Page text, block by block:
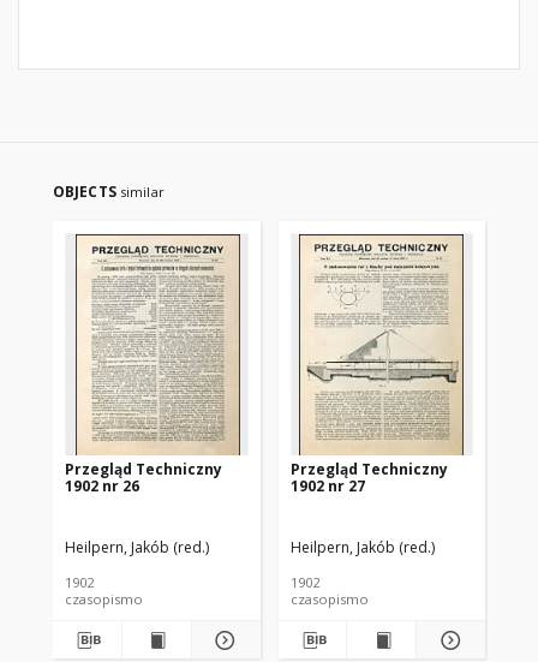
OBJECTS similar
Przegląd Techniczny
1902 nr 26
Heilpern, Jakób (red.)
1902
czasopismo
Przegląd Techniczny
1902 nr 27
Heilpern, Jakób (red.)
1902
czasopismo